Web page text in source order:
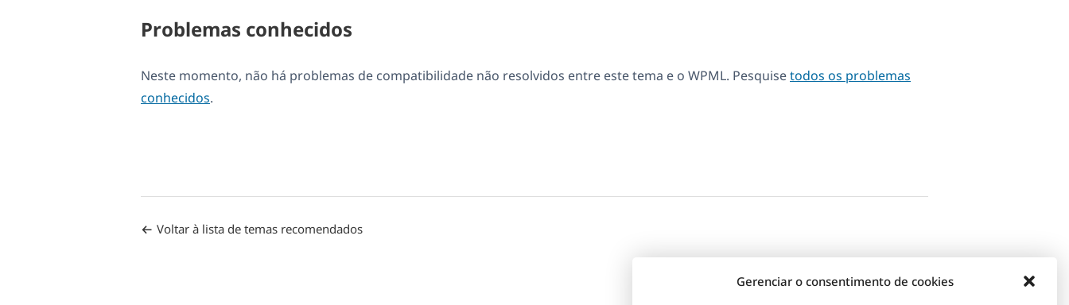
Gerenciar o consentimento de cookies
Problemas conhecidos
Neste momento, não há problemas de compatibilidade não resolvidos entre este tema e o WPML. Pesquisetodos os problemas
conhecidos.
Voltar à lista de temas recomendados